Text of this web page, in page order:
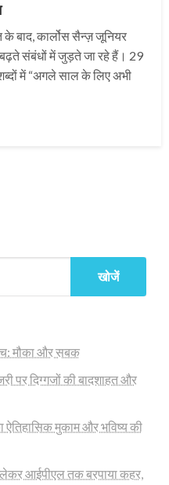
बाद, कार्लोस सैन्ज़ जूनियर
संबंधों में जुड़ते जा रहे हैं। 29
में “अगले साल के लिए अभी
खोजें
मौका और सबक
पर दिग्गजों की बादशाहत और
ऐतिहासिक मुकाम और भविष्य की
आईपीएल तक बरपाया कहर,